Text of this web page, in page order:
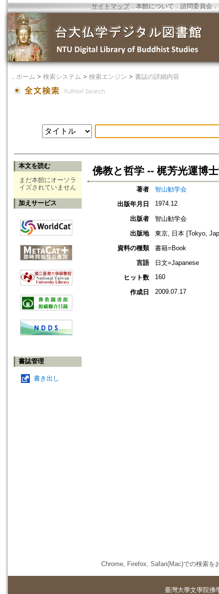
サイトマップ．本館について ． 諮問委員会 ．
． ホーム > 検索システム > 検索エンジン > 書誌の詳細内容
本文を読む
まだ本館にオーソラ
イズされていません
加えサービス
書誌管理
書き出し
佛教と哲学 -- 梶芳光運博
著者
智山勧学会
出版年月日
1974.12
出版者
智山勧学会
出版地
東京, 日本 [Tokyo,
資料の種類
書籍=Book
言語
日文=Japanese
ヒット数
160
作成日 2009.07.17
Chrome, Firefox, Safari(Mac)での検索を
臺灣大學文學院佛